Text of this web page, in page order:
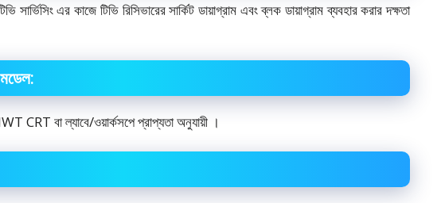
সার্ভিসিং এর কাজে টিভি রিসিভারের সার্কিট ডায়াগ্রাম এবং ব্লক ডায়াগ্রাম ব্যবহার করার দক্ষতা
বা ল্যাবে/ওয়ার্কসপে প্রাপ্যতা অনুযায়ী ।